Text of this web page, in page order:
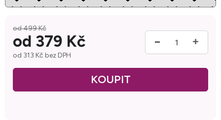
od 499 Kč
od 379 Kč
od 313 Kč bez DPH